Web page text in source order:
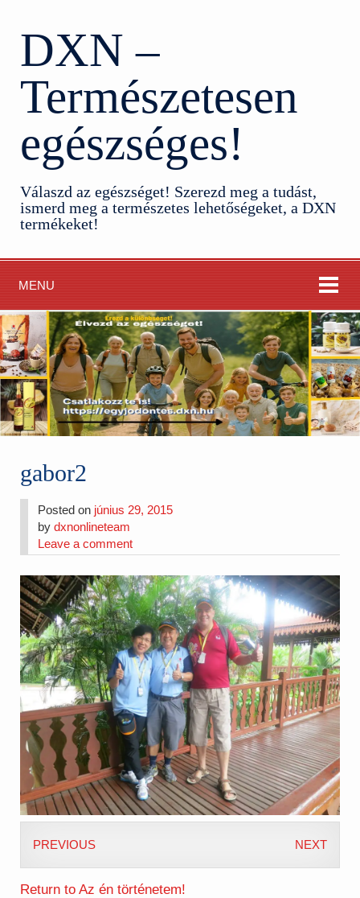
DXN –
Természetesen
egészséges!
Válaszd az egészséget! Szerezd meg a tudást,
ismerd meg a természetes lehetőségeket, a DXN
termékeket!
MENU
gabor2
Posted on június 29, 2015
bydxnonlineteam
Leave a comment
PREVIOUS NEXT
Return to Az én történetem!